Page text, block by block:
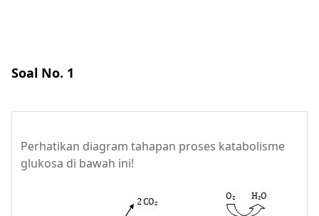
Soal No. 1
Perhatikan diagram tahapan proses katabolisme
glukosa di bawah ini!